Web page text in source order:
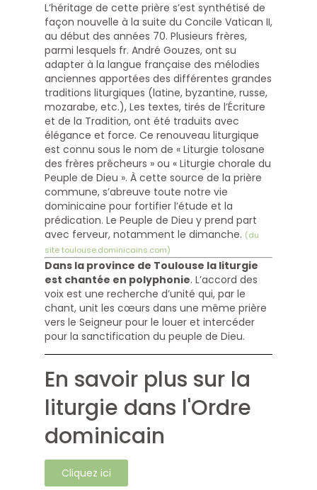
L’héritage de cette prière s’est synthétisé de
façon nouvelle à la suite du Concile Vatican II,
au début des années 70. Plusieurs frères,
parmi lesquels fr. André Gouzes, ont su
adapter à la langue française des mélodies
anciennes apportées des différentes grandes
traditions liturgiques (latine, byzantine, russe,
mozarabe, etc.), Les textes, tirés de l’Écriture
et de la Tradition, ont été traduits avec
élégance et force. Ce renouveau liturgique
est connu sous le nom de « Liturgie tolosane
des frères prêcheurs » ou « Liturgie chorale du
Peuple de Dieu ». À cette source de la prière
commune, s’abreuve toute notre vie
dominicaine pour fortifier l’étude et la
prédication. Le Peuple de Dieu y prend part
avec ferveur, notamment le dimanche. (du
site toulouse.dominicains.com)
Dans la province de Toulouse la liturgie
est chantée en polyphonie. L’accord des
voix est une recherche d’unité qui, par le
chant, unit les cœurs dans une même prière
vers le Seigneur pour le louer et intercéder
pour la sanctification du peuple de Dieu.
En savoir plus sur la
liturgie dans l'Ordre
dominicain
Cliquez ici